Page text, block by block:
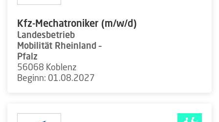
Kfz-Mechatroniker (m/w/d)
Landesbetrieb
Mobilität Rheinland –
Pfalz
56068 Koblenz
Beginn: 01.08.2027